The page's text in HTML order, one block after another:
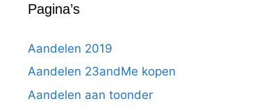
Pagina’s
Aandelen 2019
Aandelen 23andMe kopen
Aandelen aan toonder